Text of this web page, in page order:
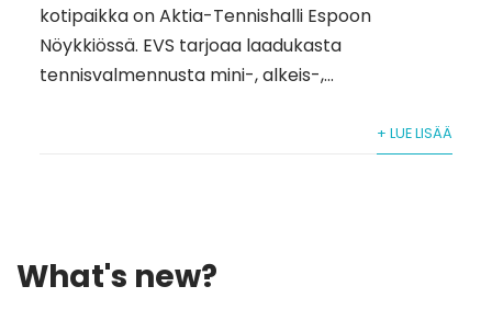
kotipaikka on Aktia-Tennishalli Espoon
Nöykkiössä. EVS tarjoaa laadukasta
tennisvalmennusta mini-, alkeis-,...
+ LUE LISÄÄ
What's new?